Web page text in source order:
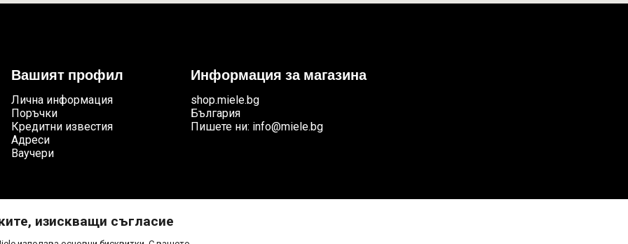
Вашият профил
Лична информация
Поръчки
Кредитни известия
Адреси
Ваучери
Информация за магазина
shop.miele.bg
България
Пишете ни: info@miele.bg
изискващи съгласие